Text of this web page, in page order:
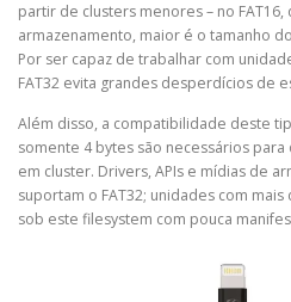
partir de clusters menores – no
armazenamento, maior é o tamanho
Por ser capaz de trabalhar com
FAT32 evita grandes desperdícios de
Além disso, a compatibilidade deste
somente 4 bytes são necessários
em cluster. Drivers, APIs e mídias de
suportam o FAT32; unidades com
sob este filesystem com pouca